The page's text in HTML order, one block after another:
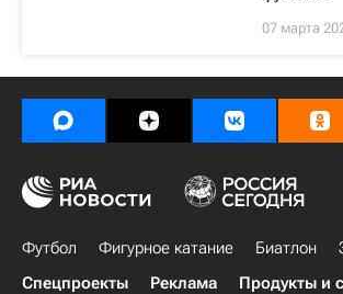
07 марта
Футбол Фигурное катание Биатлон
Спецпроекты
Реклама Продукты и